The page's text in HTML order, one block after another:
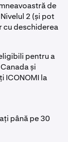
de
2 (și pot
cu deschiderea
pentru a
și
ICONOMI la
până pe 30